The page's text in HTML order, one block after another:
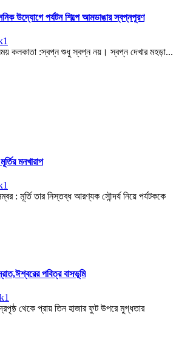
উদ্যোগে পর্যটন শিল্পে আমডাঙার স্বপ্নপূরণ
কলকাতা :স্বপ্ন শুধু স্বপ্ন নয়। স্বপ্ন দেখার মহড়া...
মনখারাপ
: মূর্তি তার নিস্তব্ধ আরণ্যক সৌন্দর্য নিয়ে পর্যটককে
পবিত্র বাসভূমি
থেকে প্রায় তিন হাজার ফুট উপরে মুগ্ধতার